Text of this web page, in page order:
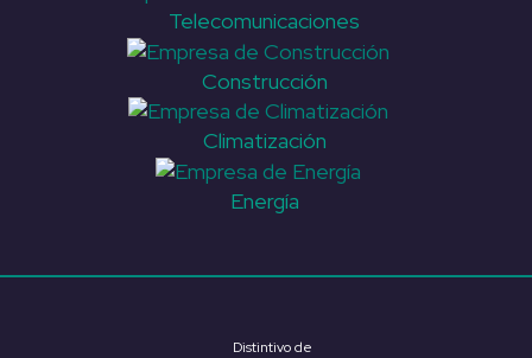
Telecomunicaciones
Construcción
Climatización
Energía
Distintivo de